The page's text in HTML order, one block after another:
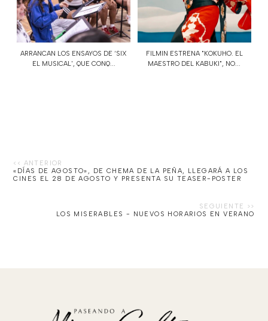
ARRANCAN LOS ENSAYOS DE ‘SIX
EL MUSICAL', QUE CONQ...
FILMIN ESTRENA "KOKUHO. EL
MAESTRO DEL KABUKI", NO...
«DÍAS DE AGOSTO», DE CHEMA DE LA PEÑA, LLEGARÁ A LOS
CINES EL 28 DE AGOSTO Y PRESENTA SU TEASER-POSTER
LOS MISERABLES - NUEVOS HORARIOS EN VERANO